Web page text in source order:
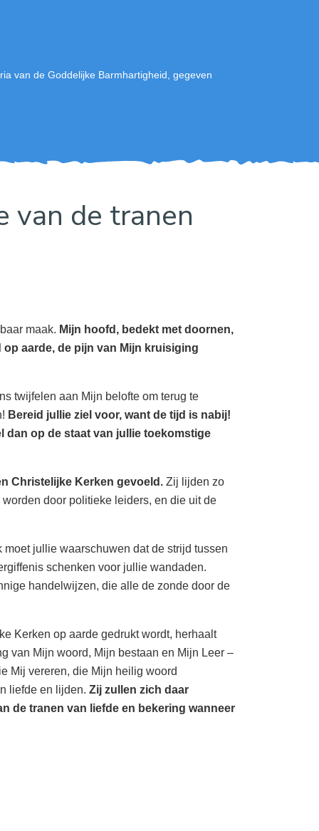
van de Goddelijke Barmhartigheid, gegeven
van de tranen
maak. Mijn hoofd, bedekt met doornen,
aarde, de pijn van Mijn kruisiging
twijfelen aan Mijn belofte om terug te
Bereid jullie ziel voor, want de tijd is nabij!
dan op de staat van jullie toekomstige
Christelijke Kerken gevoeld. Zij lijden zo
door politieke leiders, en die uit de
jullie waarschuwen dat de strijd tussen
schenken voor jullie wandaden.
handelwijzen, die alle de zonde door de
Kerken op aarde gedrukt wordt, herhaalt
van Mijn woord, Mijn bestaan en Mijn Leer –
Mij vereren, die Mijn heilig woord
liefde en lijden. Zij zullen zich daar
de tranen van liefde en bekering wanneer